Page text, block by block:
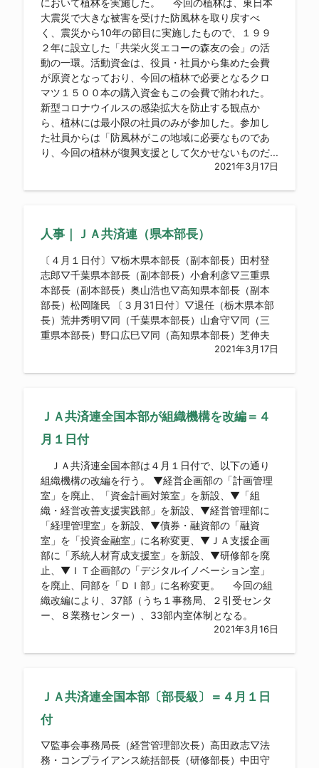
において植林を実施した。 今回の植林は、東日本
大震災で大きな被害を受けた防風林を取り戻すべ
く、震災から10年の節目に実施したもので、１９９
２年に設立した「共栄火災エコーの森友の会」の活
動の一環。活動資金は、役員・社員から集めた会費
が原資となっており、今回の植林で必要となるクロ
マツ１５００本の購入資金もこの会費で賄われた。
新型コロナウイルスの感染拡大を防止する観点か
ら、植林には最小限の社員のみが参加した。参加し
た社員からは「防風林がこの地域に必要なものであ
り、今回の植林が復興支援として欠かせないものだ...
2021年3月17日
人事｜ＪＡ共済連（県本部長）
〔４月１日付〕▽栃木県本部長（副本部長）田村登
志郎▽千葉県本部長（副本部長）小倉利彦▽三重県
本部長（副本部長）奥山浩也▽高知県本部長（副本
部長）松岡隆民 〔３月31日付〕▽退任（栃木県本部
長）荒井秀明▽同（千葉県本部長）山倉守▽同（三
重県本部長）野口広巳▽同（高知県本部長）芝伸夫
2021年3月17日
ＪＡ共済連全国本部が組織機構を改編＝４
月１日付
ＪＡ共済連全国本部は４月１日付で、以下の通り
組織機構の改編を行う。 ▼経営企画部の「計画管理
室」を廃止、「資金計画対策室」を新設、▼「組
織・経営改善支援実践部」を新設、▼経営管理部に
「経理管理室」を新設、▼債券・融資部の「融資
室」を「投資金融室」に名称変更、▼ＪＡ支援企画
部に「系統人材育成支援室」を新設、▼研修部を廃
止、▼ＩＴ企画部の「デジタルイノベーション室」
を廃止、同部を「ＤＩ部」に名称変更。 今回の組
織改編により、37部（うち１事務局、２引受センタ
ー、８業務センター）、33部内室体制となる。
2021年3月16日
ＪＡ共済連全国本部〔部長級〕＝４月１日
付
▽監事会事務局長（経営管理部次長）高田政志▽法
務・コンプライアンス統括部長（研修部長）中田守